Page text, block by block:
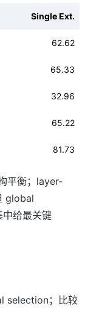
Single Ext.
62.62
65.33
32.96
65.22
81.73
平衡；layer-
global
给最关键
selection；比较